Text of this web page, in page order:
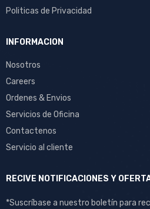
Politicas de Privacidad
INFORMACION
Nosotros
Careers
Ordenes & Envios
Servicios de Oficina
Contactenos
Servicio al cliente
RECIVE NOTIFICACIONES Y
*Suscríbase a nuestro boletín para